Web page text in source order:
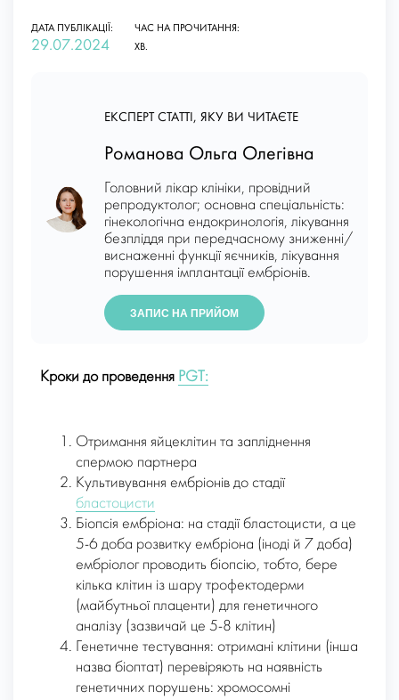
ДАТА ПУБЛІКАЦІЇ:
29.07.2024
ЧАС НА ПРОЧИТАННЯ:
ХВ.
ЕКСПЕРТ СТАТТІ, ЯКУ ВИ ЧИТАЄТЕ
Романова Ольга Олегівна
Головний лікар клініки, провідний
репродуктолог; основна спеціальність:
гінекологічна ендокринологія, лікування
безпліддя при передчасному зниженні/
виснаженні функції яєчників, лікування
порушення імплантації ембріонів.
ЗАПИС НА ПРИЙОМ
Кроки до проведення PGT:
Отримання яйцеклітин та запліднення
спермою партнера
Культивування ембріонів до стадії
бластоцисти
Біопсія ембріона: на стадії бластоцисти, а це
5-6 доба розвитку ембріона (іноді й 7 доба)
ембріолог проводить біопсію, тобто, бере
кілька клітин із шару трофектодерми
(майбутньої плаценти) для генетичного
аналізу (зазвичай це 5-8 клітин)
Генетичне тестування: отримані клітини (інша
назва біоптат) перевіряють на наявність
генетичних порушень: хромосомні